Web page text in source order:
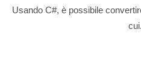
Usando C#, è possibile
cui.